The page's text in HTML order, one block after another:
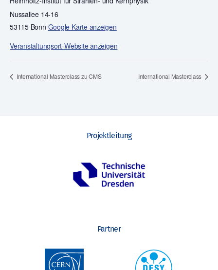
Nussallee 14-16
53115 Bonn Google Karte anzeigen
Veranstaltungsort-Website anzeigen
International Masterclass zu CMS International Masterclass
Projektleitung
Partner